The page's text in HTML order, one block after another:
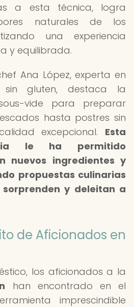
a esta técnica, logra
naturales de los
una experiencia
y equilibrada.
Ana López, experta en
sin gluten, destaca la
vide para preparar
hasta postres sin
excepcional. Esta
le ha permitido
nuevos ingredientes y
propuestas culinarias
y deleitan a
de Aficionados en
los aficionados a la
han encontrado en el
imprescindible